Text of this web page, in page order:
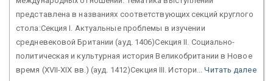
представлена в названиях соответствующих секций круглого
стола:Секция I. Актуальные проблемы в изучении
средневековой Британии (ауд. 1406)Секция II. Социально-
политическая и культурная история Великобритании в Новое
время (XVII-XIX вв.) (ауд. 1412)Секция III. Истори...Читать далее